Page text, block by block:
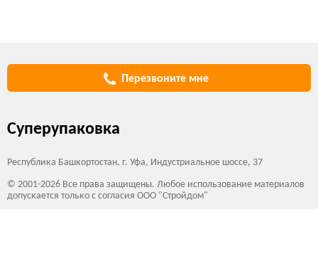
Суперупаковка
Республика Башкортостан, г. Уфа, Индустриальное шоссе, 37
© 2001-2026 Все права защищены. Любое использование материалов
допускается только с согласия ООО "Стройдом"
Перезвоните мне